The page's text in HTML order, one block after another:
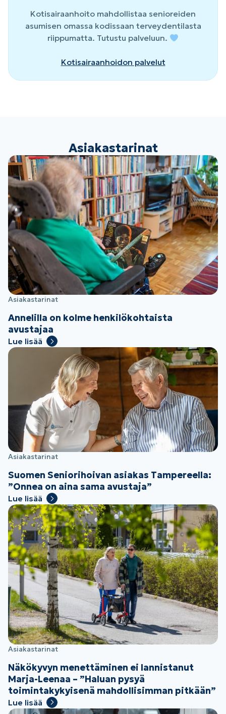
Kotisairaanhoito mahdollistaa senioreiden
asumisen omassa kodissaan terveydentilasta
riippumatta. Tutustu palveluun.
Kotisairaanhoidon palvelut
Asiakastarinat
Asiakastarinat
Annelilla on kolme henkilökohtaista
avustajaa
Lue lisää
Asiakastarinat
Suomen Seniorihoivan asiakas Tampereella:
”Onnea on aina sama avustaja”
Lue lisää
Asiakastarinat
Näkökyvyn menettäminen ei lannistanut
Marja-Leenaa – ”Haluan pysyä
toimintakykyisenä mahdollisimman pitkään”
Lue lisää